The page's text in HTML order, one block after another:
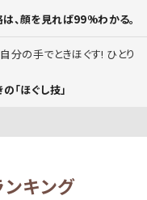
、顔を見れば99%わかる。
分の手でときほぐす! ひとり
「ほぐし技」
キング